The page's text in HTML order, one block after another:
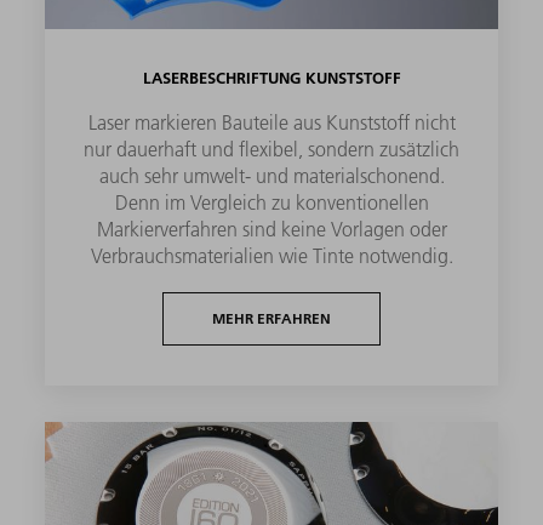
LASERBESCHRIFTUNG KUNSTSTOFF
Laser markieren Bauteile aus Kunststoff nicht
nur dauerhaft und flexibel, sondern zusätzlich
auch sehr umwelt- und materialschonend.
Denn im Vergleich zu konventionellen
Markierverfahren sind keine Vorlagen oder
Verbrauchsmaterialien wie Tinte notwendig.
MEHR ERFAHREN